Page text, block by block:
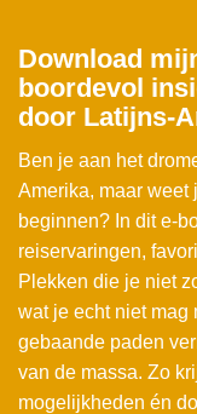
Download
boordevol
door Latijns-
Ben je aan het
Amerika, maar weet
beginnen? In dit e-
reiservaringen,
Plekken die je niet
wat je echt niet mag
gebaande paden
van de massa. Zo
mogelijkheden én